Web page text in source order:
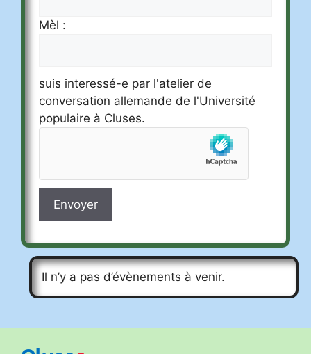
Mèl :
suis interessé-e par l'atelier de
conversation allemande de l'Université
populaire à Cluses.
l
t
n
Il n’y a pas d’évènements à venir.